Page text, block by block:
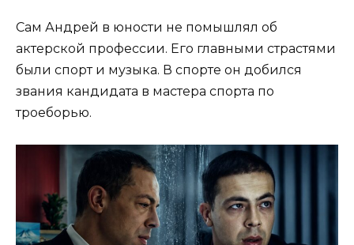
Сам Андрей в юности не помышлял об
актерской профессии. Его главными страстями
были спорт и музыка. В спорте он добился
звания кандидата в мастера спорта по
троеборью.